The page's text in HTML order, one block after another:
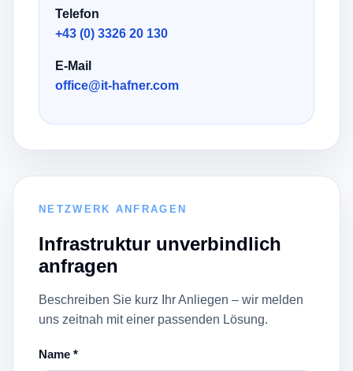
Telefon
+43 (0) 3326 20 130
E-Mail
office@it-hafner.com
NETZWERK ANFRAGEN
Infrastruktur unverbindlich
anfragen
Beschreiben Sie kurz Ihr Anliegen – wir melden
uns zeitnah mit einer passenden Lösung.
Name *